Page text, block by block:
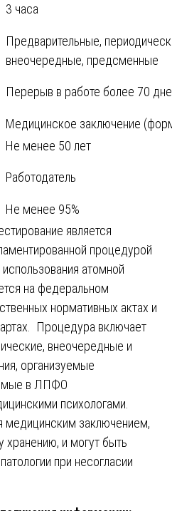
3 часа
Предварительные,
внеочередные, предсменные
Перерыв в работе более 70
Медицинское заключение
Не менее 50 лет
Работодатель
Не менее 95%
является
процедурой
атомной
на федеральном
нормативных актах и
Процедура включает
внеочередные и
организуемые
в ЛПФО
психологами.
медицинским заключением,
и могут быть
при несогласии